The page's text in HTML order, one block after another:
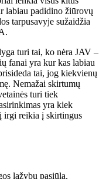
labiau padidino žiūrovų
tarpusavyje sužaidžia
turi tai, ko nėra JAV –
fanai yra kur kas labiau
tai, jog kiekvienų
Nemažai skirtumų
turi tiek
yra kiek
irgi reikia į skirtingus
lažybų pasiūla.